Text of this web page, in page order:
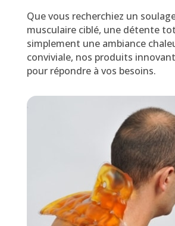
Que vous recherchiez un
musculaire ciblé, une détente
simplement une ambiance
conviviale, nos produits
pour répondre à vos besoins.